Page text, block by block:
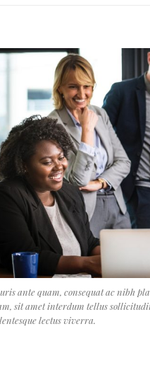
ante quam, consequat ac nibh
sit amet interdum tellus
lectus viverra.